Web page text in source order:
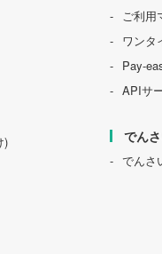
)
ご利用
ワンタ
Pay-
APIサ
でん
でんさ